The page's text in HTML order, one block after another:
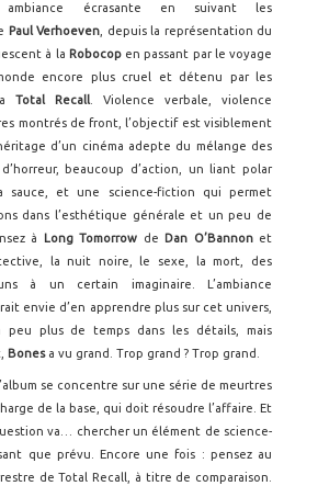
écrasante en suivant les
Paul Verhoeven, depuis la représentation du
à la Robocopen passant par le voyage
encore plus cruel et détenu par les
Total Recall. Violence verbale, violence
montrés de front, l’objectif est visiblement
d’un cinéma adepte du mélange des
beaucoup d’action, un liant polar
sauce, et une science-fiction qui permet
dans l’esthétique générale et un peu de
à
Long Tomorrow de Dan O’Bannonet
la nuit noire, le sexe, la mort, des
à un certain imaginaire. L’ambiance
envie d’en apprendre plus sur cet univers,
peu plus de temps dans les détails, mais
Bones a vu grand. Trop grand ? Trop grand.
se concentre sur une série de meurtres
de la base, qui doit résoudre l’affaire. Et
va… chercher un élément de science-
que prévu. Encore une fois : pensez au
de Total Recall, à titre de comparaison.